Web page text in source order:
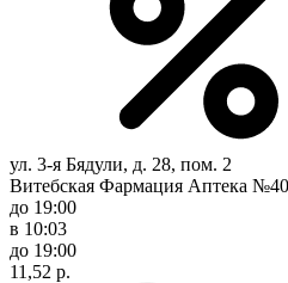
ул. 3-я Бядули, д. 28, пом. 2
Витебская Фармация Аптека
до 19:00
в 10:03
до 19:00
11,52 р.